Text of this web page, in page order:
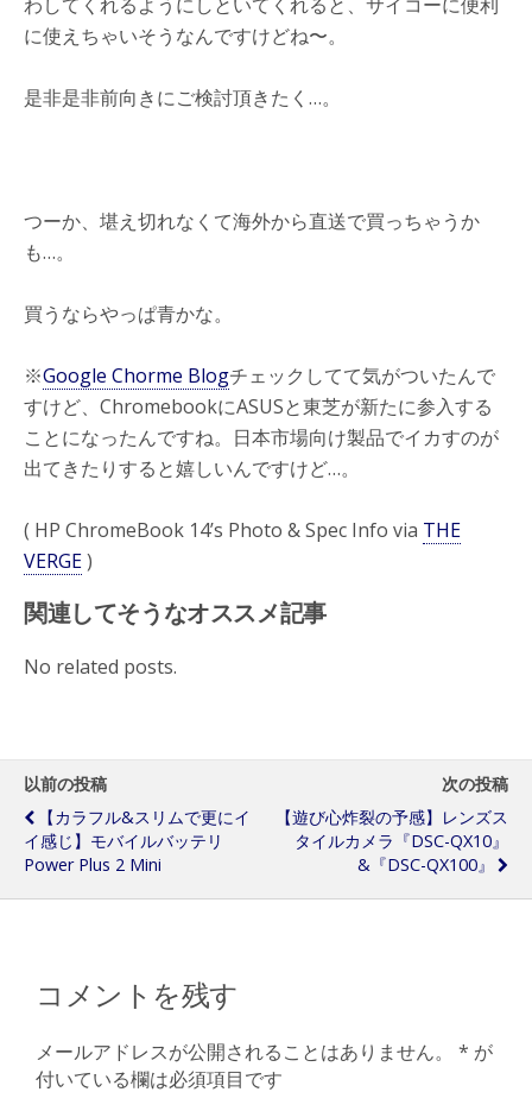
わしてくれるようにしといてくれると、サイコーに便利
に使えちゃいそうなんですけどね〜。
是非是非前向きにご検討頂きたく…。
つーか、堪え切れなくて海外から直送で買っちゃうか
も…。
買うならやっぱ青かな。
※Google Chorme Blogチェックしてて気がついたんで
すけど、ChromebookにASUSと東芝が新たに参入する
ことになったんですね。日本市場向け製品でイカすのが
出てきたりすると嬉しいんですけど…。
( HP ChromeBook 14’s Photo & Spec Info via THE
VERGE)
関連してそうなオススメ記事
No related posts.
以前の投稿
【カラフル&スリムで更にイ
イ感じ】モバイルバッテリ
Power Plus 2 Mini
次の投稿
【遊び心炸裂の予感】レンズス
タイルカメラ『DSC-QX10』
&『DSC-QX100』
コメントを残す
メールアドレスが公開されることはありません。 * が
付いている欄は必須項目です